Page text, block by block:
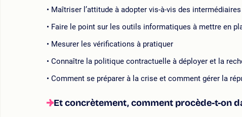
Maîtriser l’attitude à adopter vis-à-vis des
Faire le point sur les outils informatiques à mettre en
Mesurer les vérifications à pratiquer
Connaître la politique contractuelle à déployer et la
Comment se préparer à la crise et comment gérer la
Et concrètement, comment procède-t-on